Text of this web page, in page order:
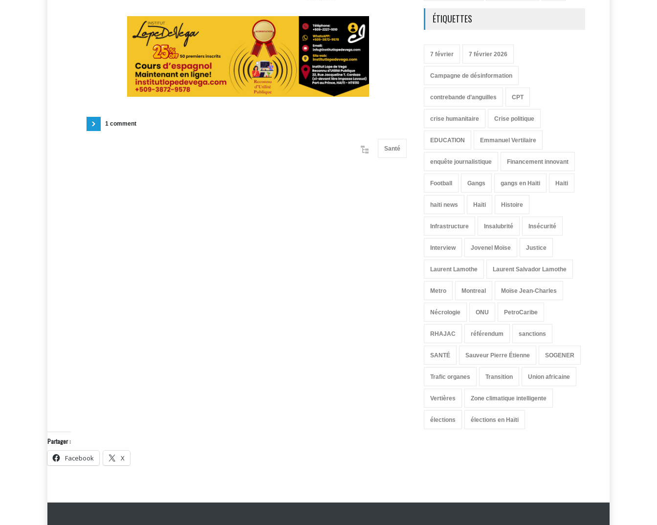
1 comment
Santé
ÉTIQUETTES
7 février 7 février 2026
Campagne de désinformation
contrebande d’anguilles CPT
crise humanitaire Crise politique
EDUCATION Emmanuel Vertilaire
enquête journalistique Financement innovant
Football Gangs gangs en Haïti Haiti
haiti news Haïti Histoire
Infrastructure Insalubrité Insécurité
Interview Jovenel Moïse Justice
Laurent Lamothe Laurent Salvador Lamothe
Metro Montreal Moïse Jean-Charles
Nécrologie ONU PetroCaribe
RHAJAC référendum sanctions
SANTÉ Sauveur Pierre Étienne SOGENER
Trafic organes Transition Union africaine
Vertières Zone climatique intelligente
élections élections en Haïti
Partager :
Facebook X